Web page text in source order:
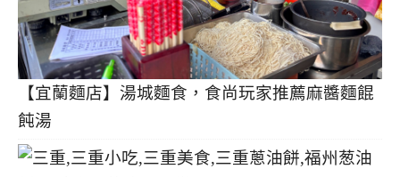
【宜蘭麵店】湯城麵食，食尚玩家推薦麻醬麵餛
飩湯